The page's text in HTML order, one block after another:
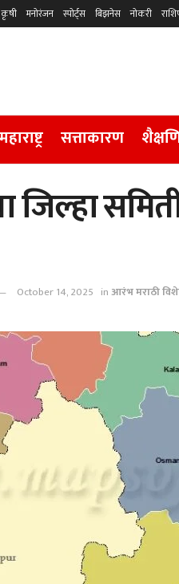
कृषी मनोरंजन स्पोर्ट्स बिझनेस नोकरी
महाराष्ट्र सत्ताकारण
जिल्हा
October 14, 2025 in आरंभ मराठी